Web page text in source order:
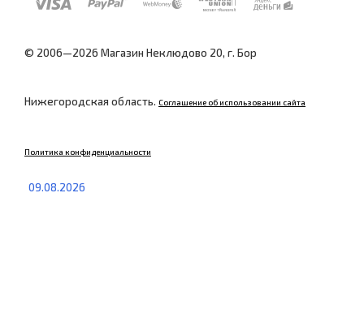
© 2006—2026 Магазин Неклюдово 20, г. Бор
Нижегородская область. Соглашение об использовании сайта
Политика конфиденциальности
09.08.2026